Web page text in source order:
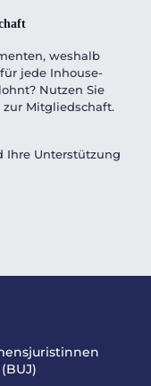
weshalb
jede Inhouse-
Nutzen Sie
Mitgliedschaft.
Ihre Unterstützung